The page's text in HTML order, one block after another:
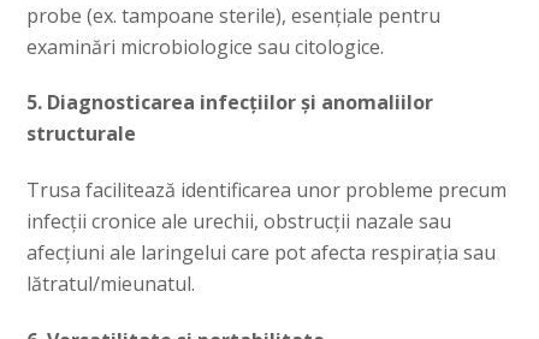
probe (ex. tampoane sterile), esențiale pentru
examinări microbiologice sau citologice.
5. Diagnosticarea infecțiilor și anomaliilor
structurale
Trusa facilitează identificarea unor probleme precum
infecții cronice ale urechii, obstrucții nazale sau
afecțiuni ale laringelui care pot afecta respirația sau
lătratul/mieunatul.